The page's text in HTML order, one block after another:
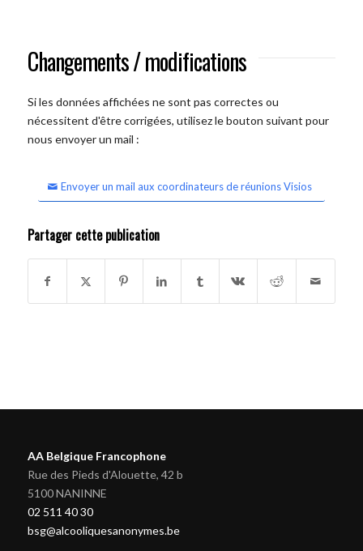
Changements / modifications
Si les données affichées ne sont pas correctes ou
nécessitent d'être corrigées, utilisez le bouton suivant pour
nous envoyer un mail :
Envoyer un mail aux coordinateurs de réunions Visios
Partager cette publication
AA Belgique Francophone
Rue des Pieds d'Alouette, 42 b
5100 NANINNE
02 511 40 30
bsg@alcooliquesanonymes.be